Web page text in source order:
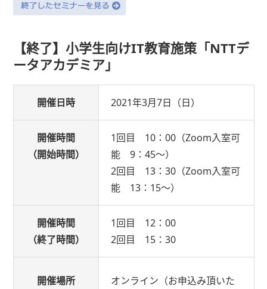
【終了】小学生向けIT教育施策「NTTデ
ータアカデミア」
開催日時 2021年3月7日（日）
開催時間
（開始時間）
1回目 10：00（Zoom入室可
能 9：45～）
2回目 13：30（Zoom入室可
能 13：15～）
開催時間
（終了時間）
1回目 12：00
2回目 15：30
開催場所
オンライン（お申込み頂いた